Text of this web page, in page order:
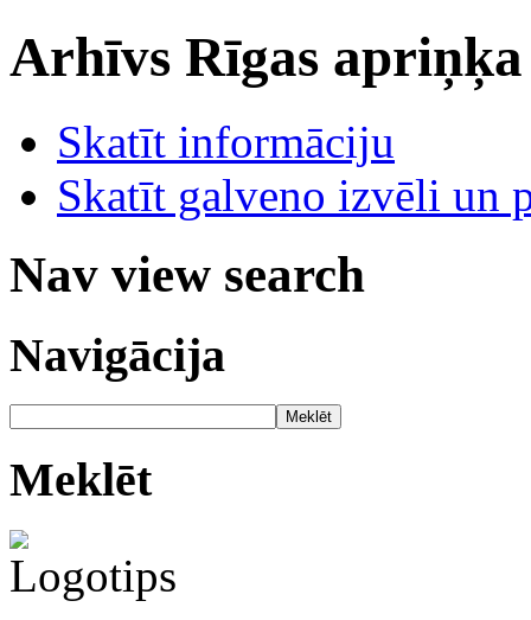
Arhīvs Rīgas
Skatīt informāciju
Skatīt galveno izvēli un
Nav view search
Navigācija
Meklēt
Meklēt